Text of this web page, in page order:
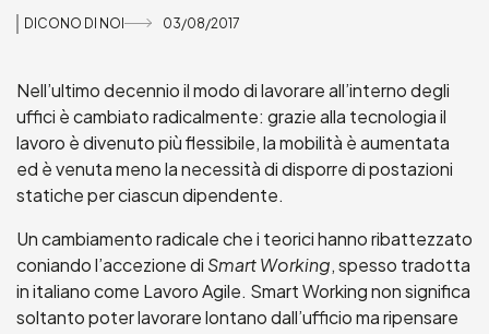
DICONO DI NOI 03/08/2017
Nell’ultimo decennio il modo di lavorare all’interno degli
uffici è cambiato radicalmente: grazie alla tecnologia il
lavoro è divenuto più flessibile, la mobilità è aumentata
ed è venuta meno la necessità di disporre di postazioni
statiche per ciascun dipendente.
Un cambiamento radicale che i teorici hanno ribattezzato
coniando l’accezione di Smart Working, spesso tradotta
in italiano come Lavoro Agile. Smart Working non significa
soltanto poter lavorare lontano dall’ufficio ma ripensare